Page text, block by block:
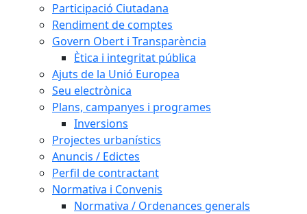
Participació Ciutadana
Rendiment de comptes
Govern Obert i Transparència
Ètica i integritat pública
Ajuts de la Unió Europea
Seu electrònica
Plans, campanyes i programes
Inversions
Projectes urbanístics
Anuncis / Edictes
Perfil de contractant
Normativa i Convenis
Normativa / Ordenances generals